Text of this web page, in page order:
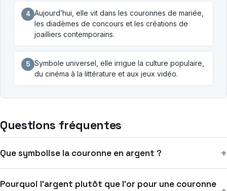
4 Aujourd’hui, elle vit dans les couronnes de mariée,
les diadèmes de concours et les créations de
joailliers contemporains.
5 Symbole universel, elle irrigue la culture populaire,
du cinéma à la littérature et aux jeux vidéo.
Questions fréquentes
Que symbolise la couronne en argent ? +
Pourquoi l’argent plutôt que l’or pour une couronne